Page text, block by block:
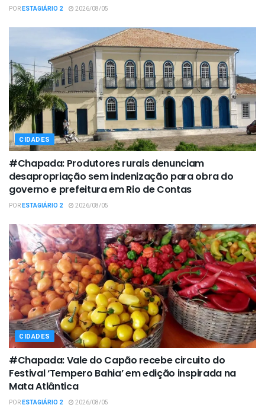
PORESTAGIÁRIO 2 2026/08/05
CIDADES
#Chapada: Produtores rurais denunciam
desapropriação sem indenização para obra do
governo e prefeitura em Rio de Contas
PORESTAGIÁRIO 2 2026/08/05
CIDADES
#Chapada: Vale do Capão recebe circuito do
Festival ‘Tempero Bahia’ em edição inspirada na
Mata Atlântica
PORESTAGIÁRIO 2 2026/08/05